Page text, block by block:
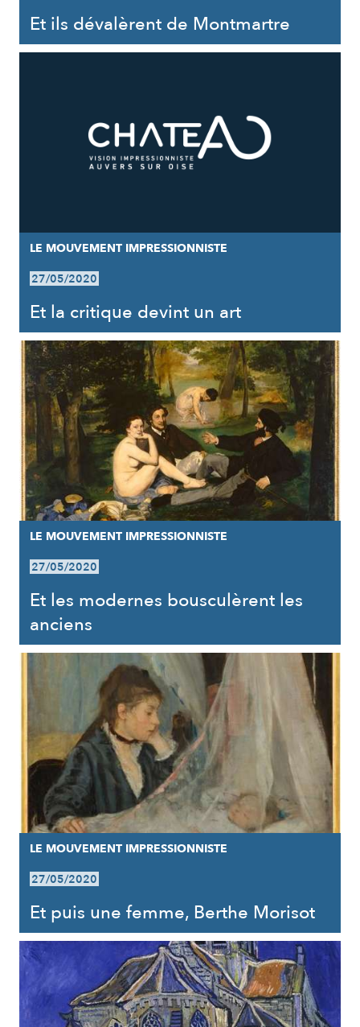
Et ils dévalèrent de Montmartre
LE MOUVEMENT IMPRESSIONNISTE
27/05/2020
Et la critique devint un art
LE MOUVEMENT IMPRESSIONNISTE
27/05/2020
Et les modernes bousculèrent les
anciens
LE MOUVEMENT IMPRESSIONNISTE
27/05/2020
Et puis une femme, Berthe Morisot